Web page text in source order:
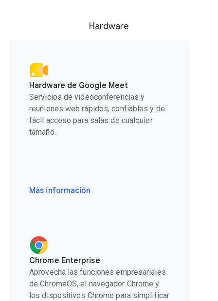
Hardware
Hardware de Google Meet
Servicios de videoconferencias y
reuniones web rápidos, confiables y de
fácil acceso para salas de cualquier
tamaño.
Más información
Chrome Enterprise
Aprovecha las funciones empresariales
de ChromeOS, el navegador Chrome y
los dispositivos Chrome para simplificar